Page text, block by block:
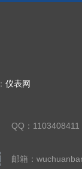
仪表网
QQ：1103408411